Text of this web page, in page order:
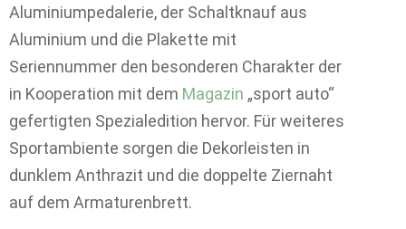
Aluminiumpedalerie, der Schaltknauf aus
Aluminium und die Plakette mit
Seriennummer den besonderen Charakter der
in Kooperation mit dem Magazin „sport auto“
gefertigten Spezialedition hervor. Für weiteres
Sportambiente sorgen die Dekorleisten in
dunklem Anthrazit und die doppelte Ziernaht
auf dem Armaturenbrett.